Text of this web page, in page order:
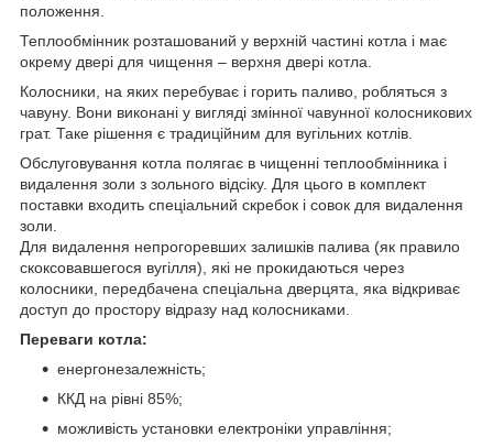
положення.
Теплообмінник розташований у верхній частині котла і має
окрему двері для чищення – верхня двері котла.
Колосники, на яких перебуває і горить паливо, робляться з
чавуну. Вони виконані у вигляді змінної чавунної колосникових
грат. Таке рішення є традиційним для вугільних котлів.
Обслуговування котла полягає в чищенні теплообмінника і
видалення золи з зольного відсіку. Для цього в комплект
поставки входить спеціальний скребок і совок для видалення
золи.
Для видалення непрогоревших залишків палива (як правило
скоксовавшегося вугілля), які не прокидаються через
колосники, передбачена спеціальна дверцята, яка відкриває
доступ до простору відразу над колосниками.
Переваги котла:
енергонезалежність;
ККД на рівні 85%;
можливість установки електроніки управління;